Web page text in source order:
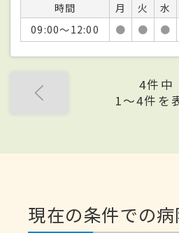
時間 月 火 水
09:00～12:00
● ● ●
4件中
1〜4件を
現在の条件での